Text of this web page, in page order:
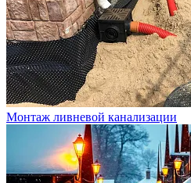
Монтаж ливневой канализации